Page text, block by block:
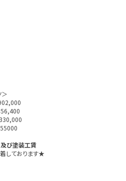
＞
902,000
び塗装工賃
しております★